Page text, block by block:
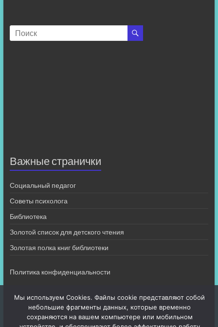
Важные странички
Социальный педагог
Советы психолога
Библиотека
Золотой список для детского чтения
Золотая полка книг библиотеки
Политика конфиденциальности
Мы используем Cookies. Файлы cookie представляют собой
небольшие фрагменты данных, которые временно
сохраняются на вашем компьютере или мобильном